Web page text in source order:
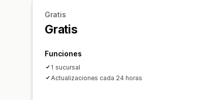
Gratis
Gratis
Funciones
1 sucursal
Actualizaciones cada 24 horas